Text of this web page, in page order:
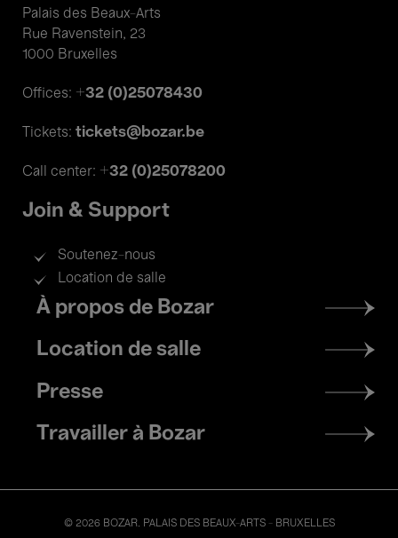
Palais des Beaux-Arts
Rue Ravenstein, 23
1000 Bruxelles
Offices: +32 (0)25078430
Tickets: tickets@bozar.be
Call center: +32 (0)25078200
Join & Support
Soutenez-nous
Location de salle
Footer
menu
À propos de Bozar
Location de salle
Presse
Travailler à Bozar
© 2026 BOZAR. PALAIS DES BEAUX-ARTS - BRUXELLES